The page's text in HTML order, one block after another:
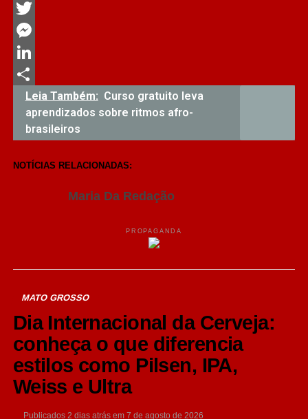
Facebook
Twitter
Messenger
LinkedIn
Share
Leia Também: Curso gratuito leva
aprendizados sobre ritmos afro-
brasileiros
NOTÍCIAS RELACIONADAS:
Maria Da Redação
PROPAGANDA
MATO GROSSO
Dia Internacional da Cerveja:
conheça o que diferencia
estilos como Pilsen, IPA,
Weiss e Ultra
Publicados 2 dias atrás em 7 de agosto de 2026